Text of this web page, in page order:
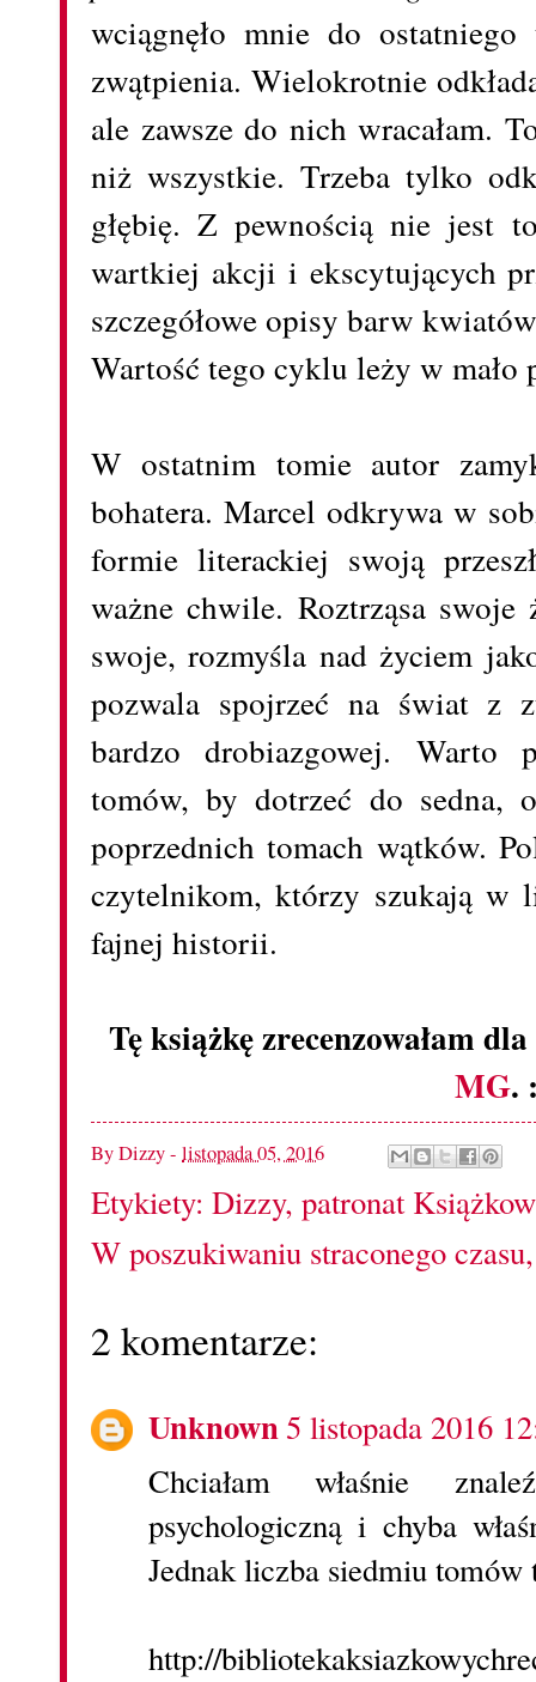
wciągnęło mnie do
zwątpienia. Wielokrotnie
ale zawsze do nich wracałam.
niż wszystkie. Trzeba tylko
głębię. Z pewnością nie jest
wartkiej akcji i ekscytujących
szczegółowe opisy barw
Wartość tego cyklu leży w
W ostatnim tomie autor
bohatera. Marcel odkrywa w
formie literackiej swoją
ważne chwile. Roztrząsa
swoje, rozmyśla nad życiem
pozwala spojrzeć na świat z
bardzo drobiazgowej. Warto
tomów, by dotrzeć do sedna,
poprzednich tomach wątków.
czytelnikom, którzy szukają w
fajnej historii.
Tę książkę zrecenzowałam
MG.
ByDizzy- listopada 05, 2016
Etykiety: Dizzy, patronat
W poszukiwaniu straconego czasu
2 komentarze:
Unknown5 listopada 2016
Chciałam właśnie
psychologiczną i chyba
Jednak liczba siedmiu
http://